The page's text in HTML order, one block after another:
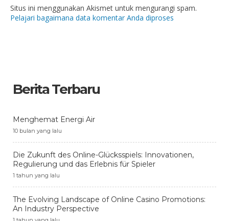
Situs ini menggunakan Akismet untuk mengurangi spam.
Pelajari bagaimana data komentar Anda diproses
Berita Terbaru
Menghemat Energi Air
10 bulan yang lalu
Die Zukunft des Online-Glücksspiels: Innovationen,
Regulierung und das Erlebnis für Spieler
1 tahun yang lalu
The Evolving Landscape of Online Casino Promotions:
An Industry Perspective